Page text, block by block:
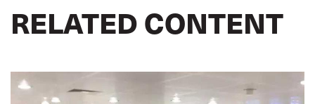
RELATED CONTENT